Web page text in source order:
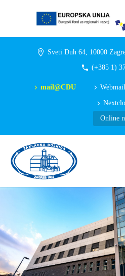
Sveti Duh 64, 10000
(+385 1)
mail@CDU
Online